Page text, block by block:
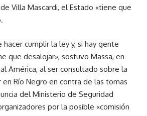
Villa Mascardi, el Estado «tiene que
hacer cumplir la ley y, si hay gente
que desalojar», sostuvo Massa, en
América, al ser consultado sobre la
en Río Negro en contra de las tomas
del Ministerio de Seguridad
por la posible «comisión